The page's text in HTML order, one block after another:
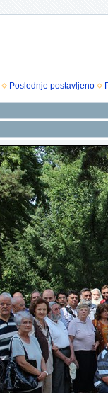
Poslednje postavljeno